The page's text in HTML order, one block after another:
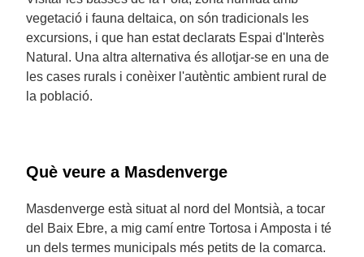
vegetació i fauna deltaica, on són tradicionals les
excursions, i que han estat declarats Espai d'Interès
Natural. Una altra alternativa és allotjar-se en una de
les cases rurals i conèixer l'autèntic ambient rural de
la població.
Què veure a Masdenverge
Masdenverge està situat al nord del Montsià, a tocar
del Baix Ebre, a mig camí entre Tortosa i Amposta i té
un dels termes municipals més petits de la comarca.